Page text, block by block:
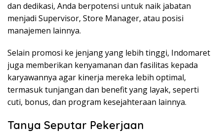
dan dedikasi, Anda berpotensi untuk naik jabatan
menjadi Supervisor, Store Manager, atau posisi
manajemen lainnya.
Selain promosi ke jenjang yang lebih tinggi, Indomaret
juga memberikan kenyamanan dan fasilitas kepada
karyawannya agar kinerja mereka lebih optimal,
termasuk tunjangan dan benefit yang layak, seperti
cuti, bonus, dan program kesejahteraan lainnya.
Tanya Seputar Pekerjaan